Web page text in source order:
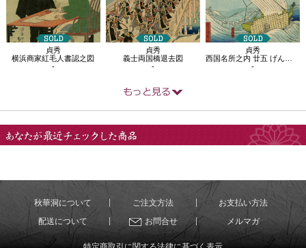
貞秀
横浜商家紅毛人書認之図
-
貞秀
義士両国橋退去図
-
貞秀
西国名所之内 廿五 げん海なだ
-
秋華洞について ご注文方法
お支払い方法
配送について
お問合せ メルマガ